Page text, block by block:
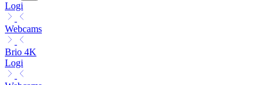
Logi
Webcams
Brio 4K
Logi